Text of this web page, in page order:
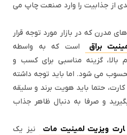
از جذابیت را وارد صنعت چاپ می
مدرن که در بازار مورد توجه قرار
براق
است که به واسطه
گزینه مناسبی برای کسب و
می شود. اما باید توجه داشته
حتما باید هویت برند و سلیقه
و صرفا به دنبال ظاهر جذاب
ارت ویزیت لمینیت مات
نیز یک